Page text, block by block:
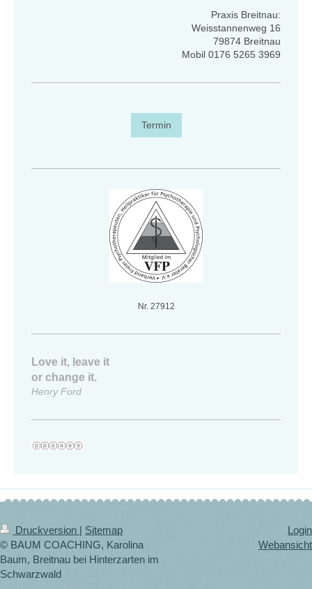
Praxis Breitnau:
Weisstannenweg 16
79874 Breitnau
Mobil 0176 5265 3969
Termin
Nr. 27912
Love it, leave it
or change it.
Henry Ford
Druckversion | Sitemap
© BAUM COACHING, Karolina
Baum, Breitnau bei Hinterzarten im
Schwarzwald
Login
Webansicht